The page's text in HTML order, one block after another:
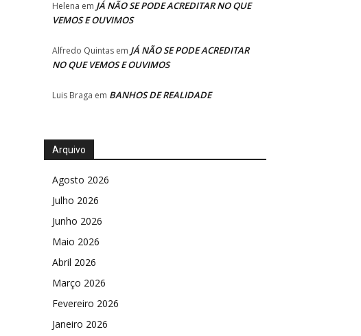
Helena em JÁ NÃO SE PODE ACREDITAR NO QUE
VEMOS E OUVIMOS
Alfredo Quintas em JÁ NÃO SE PODE ACREDITAR
NO QUE VEMOS E OUVIMOS
Luis Braga em BANHOS DE REALIDADE
Arquivo
Agosto 2026
Julho 2026
Junho 2026
Maio 2026
Abril 2026
Março 2026
Fevereiro 2026
Janeiro 2026